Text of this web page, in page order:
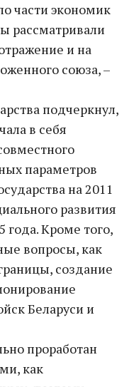
части экономик
рассматривали
и на
союза, –
подчеркнул,
в себя
параметров
на 2011
развития
года. Кроме того,
вопросы, как
создание
Беларуси и
проработан
как